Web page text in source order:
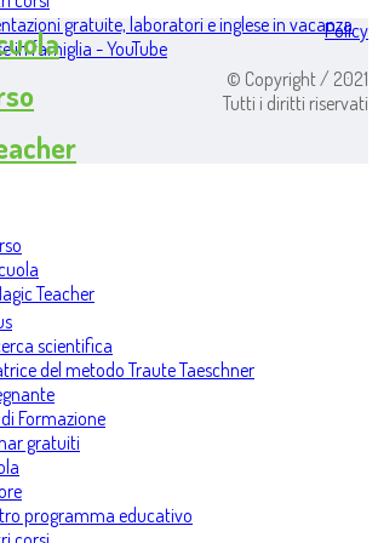
gratuite, laboratori e inglese in vacanza
in famiglia - YouTube
Teacher
scientifica
del metodo Traute Taeschner
Formazione
gratuiti
programma educativo
Policy
© Copyright / 2021
Tutti i diritti riservati